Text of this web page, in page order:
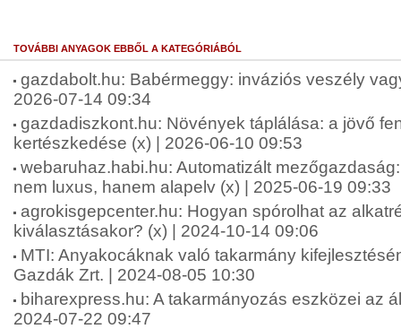
TOVÁBBI ANYAGOK EBBŐL A KATEGÓRIÁBÓL
gazdabolt.hu: Babérmeggy: inváziós veszély
2026-07-14 09:34
gazdadiszkont.hu: Növények táplálása: a jövő
kertészkedése (x) | 2026-06-10 09:53
webaruhaz.habi.hu: Automatizált
nem luxus, hanem alapelv (x) | 2025-06-19 09:33
agrokisgepcenter.hu: Hogyan spórolhat az
kiválasztásakor? (x) | 2024-10-14 09:06
MTI: Anyakocáknak való takarmány
Gazdák Zrt. | 2024-08-05 10:30
biharexpress.hu: A takarmányozás eszközei az
2024-07-22 09:47